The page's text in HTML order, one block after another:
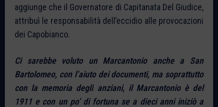
aggiunge che il Governatore di Capitanata Del Giudice,
attribuì le responsabilità dell’eccidio alle provocazioni
dei Capobianco.
Ci sarebbe voluto un Marcantonio anche a San
Bartolomeo, con l’aiuto dei documenti, ma soprattutto
con la memoria degli anziani, il Marcantonio è del
1911 e con un po’ di fortuna se a dieci anni iniziò a